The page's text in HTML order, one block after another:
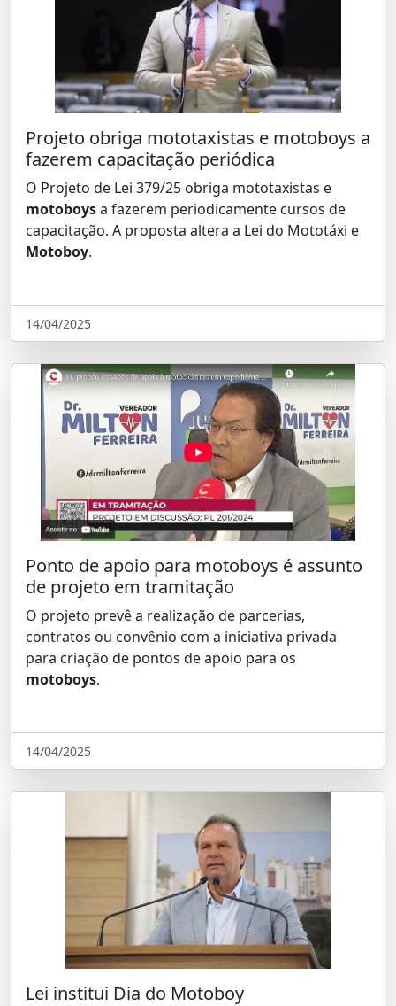
Projeto obriga mototaxistas e motoboys a
fazerem capacitação periódica
O Projeto de Lei 379/25 obriga mototaxistas e
motoboysa fazerem periodicamente cursos de
capacitação. A proposta altera a Lei do Mototáxi e
Motoboy.
14/04/2025
Ponto de apoio para motoboys é assunto
de projeto em tramitação
O projeto prevê a realização de parcerias,
contratos ou convênio com a iniciativa privada
para criação de pontos de apoio para os
motoboys.
14/04/2025
Lei institui Dia do Motoboy